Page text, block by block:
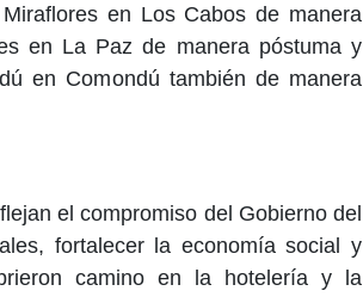
en Los Cabos de manera
en La Paz de manera póstuma y
en Comondú también de manera
el compromiso del Gobierno del
fortalecer la economía social y
camino en la hotelería y la